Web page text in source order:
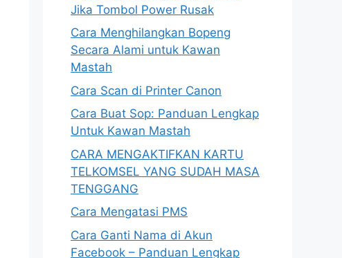
Jika Tombol Power Rusak
Cara Menghilangkan Bopeng
Secara Alami untuk Kawan
Mastah
Cara Scan di Printer Canon
Cara Buat Sop: Panduan Lengkap
Untuk Kawan Mastah
CARA MENGAKTIFKAN KARTU
TELKOMSEL YANG SUDAH MASA
TENGGANG
Cara Mengatasi PMS
Cara Ganti Nama di Akun
Facebook – Panduan Lengkap